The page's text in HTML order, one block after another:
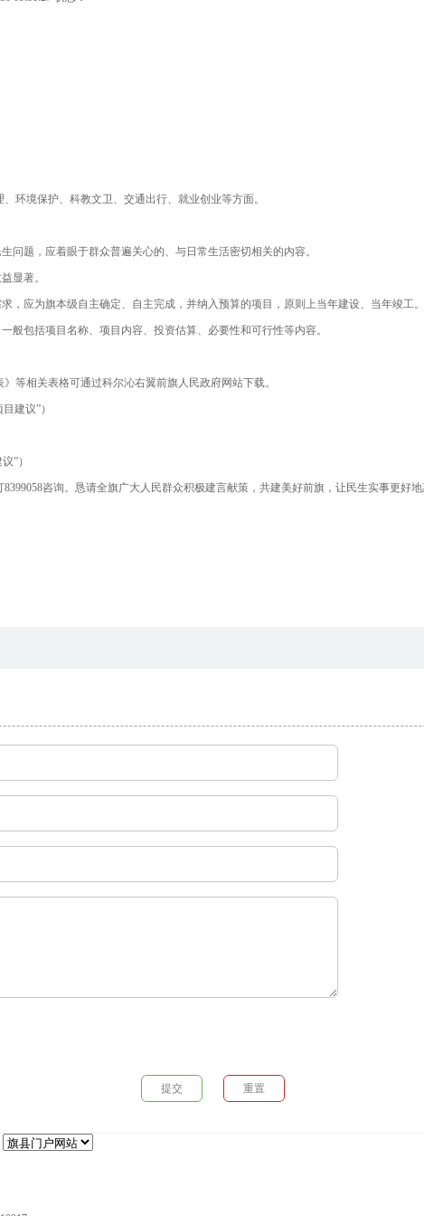
环境保护、科教文卫、交通出行、就业创业等方面。
问题，应着眼于群众普遍关心的、与日常生活密切相关的内容。
显著。
，应为旗本级自主确定、自主完成，并纳入预算的项目，原则上当年建设、当年竣工。
般包括项目名称、项目内容、投资估算、必要性和可行性等内容。
等相关表格可通过科尔沁右翼前旗人民政府网站下载。
目建议”）
议”）
8399058咨询。恳请全旗广大人民群众积极建言献策，共建美好前旗，让民生实事更好地